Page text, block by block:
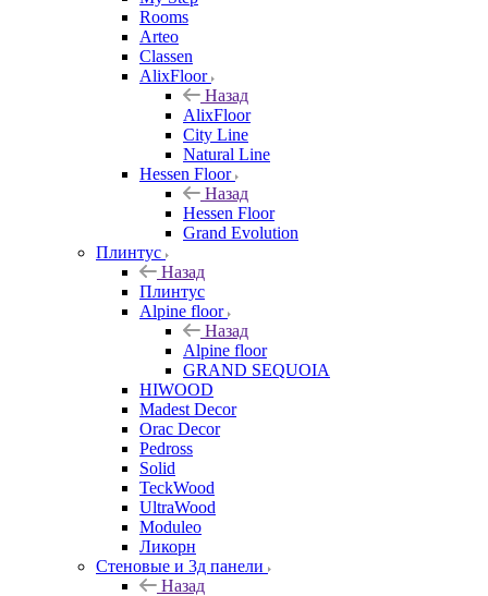
Rooms
Arteo
Classen
AlixFloor
Назад
AlixFloor
City Line
Natural Line
Hessen Floor
Назад
Hessen Floor
Grand Evolution
Плинтус
Назад
Плинтус
Alpine floor
Назад
Alpine floor
GRAND SEQUOIA
HIWOOD
Madest Decor
Orac Decor
Pedross
Solid
TeckWood
UltraWood
Moduleo
Ликорн
Стеновые и 3д панели
Назад